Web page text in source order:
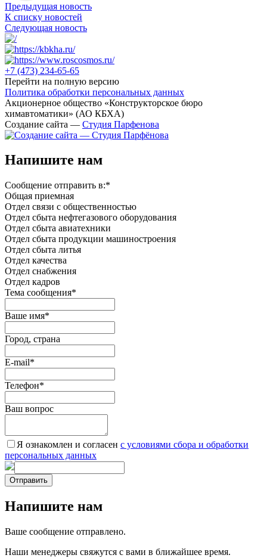
Предыдущая новость
К списку новостей
Следующая новость
+7 (473) 234-65-65
Перейти на полную версию
Политика обработки персональных данных
Акционерное общество «Конструкторское бюро
химавтоматики» (АО КБХА)
Создание сайта — Студия Парфенова
Напишите нам
Сообщение отправить в:*
Общая приемная
Отдел связи с общественностью
Oтдел сбыта нефтегазового оборудования
Отдел сбыта авиатехники
Отдел сбыта продукции машиностроения
Отдел сбыта литья
Отдел качества
Oтдел снабжения
Отдел кадров
Тема сообщения*
Ваше имя*
Город, страна
E-mail*
Телефон*
Ваш вопрос
Я ознакомлен и согласен c условиями сбора и обработки
персональных данных
Отправить
Напишите нам
Ваше сообщение отправлено.
Наши менеджеры свяжутся с вами в ближайшее время.